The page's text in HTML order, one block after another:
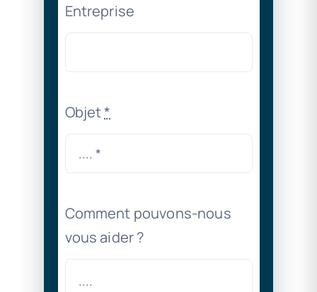
Entreprise
Objet*
Comment pouvons-nous
vous aider ?